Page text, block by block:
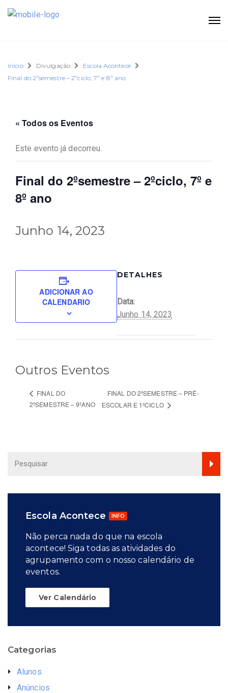
Início Divulgação
Escola Acontece
Final do 2ºsemestre – 2ºciclo, 7º e 8º ano
« Todos os Eventos
Este evento já decorreu.
Final do 2ºsemestre – 2ºciclo, 7º e
8º ano
Junho 14, 2023
ADICIONAR AO
CALENDARIO
DETALHES
Data:
Junho 14, 2023
Outros Eventos
FINAL DO
2ºSEMESTRE – 9ºANO
FINAL DO 2ºSEMESTRE – PRÉ-
ESCOLAR E 1ºCICLO
Escola Acontece INFO
Não perca nada do que na escola
acontece! Siga todas as atividades do
agrupamento com o nosso calendário de
eventos.
Ver Calendário
Categorias
Alunos
Anúncios